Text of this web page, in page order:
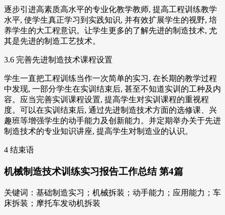
逐步引进高素质高水平的专业化教学教师, 提高工程训练教学
水平, 使学生真正学习到实践知识, 并有效扩展学生的视野, 培
养学生的大工程意识。让学生更多的了解先进的制造技术, 尤
其是先进的制造工艺技术。
3.6 完善先进制造技术课程设置
学生一直把工程训练当作一次简单的实习, 在长期的教学过程
中发现, 一部分学生在实训结束后, 甚至不知道实训的工种及内
容。应当完善实训课程设置, 提高学生对实训课程的重视程
度。可以在实训结束后, 通过先进制造技术方面的选修课、兴
趣班等增强学生的动手能力及创新能力。并定期举办关于先进
制造技术的专业知识讲座, 提高学生对制造业的认识。
4 结束语
机械制造技术训练实习报告工作总结 第4篇
关键词：基础制造实习；机械拆装；动手能力；应用能力；车
床拆装；摩托车发动机拆装